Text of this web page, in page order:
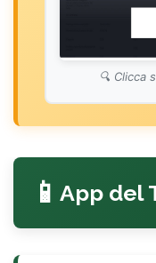
Clicca
App del